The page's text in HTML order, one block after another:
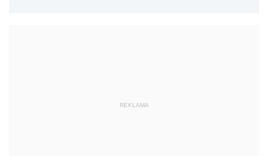
REKLAMA